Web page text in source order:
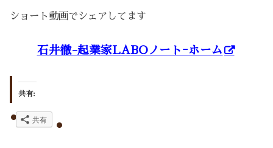
ショート動画でシェアしてます
石井徹-起業家LABOノートｰホーム
共有:
共有